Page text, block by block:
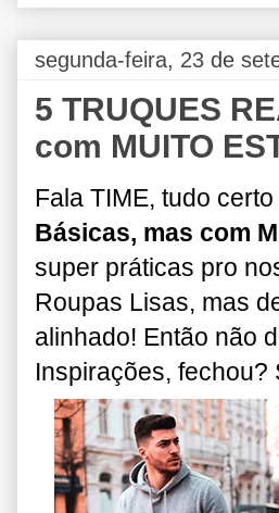
segunda-feira, 23 de
5 TRUQUES
com MUITO
Fala TIME, tudo
Básicas, mas com
super práticas pro
Roupas Lisas, mas
alinhado! Então não
Inspirações, fechou?